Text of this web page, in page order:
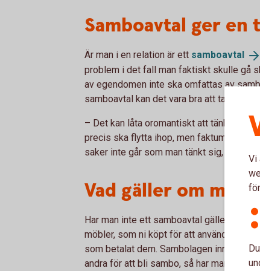
Samboavtal ger en
Är man i en relation är ett samboavtal
problem i det fall man faktiskt skulle gå
av egendomen inte ska omfattas av
samboavtal kan det vara bra att ta hjälp av
– Det kan låta oromantiskt att tänka på
precis ska flytta ihop, men faktum är att
saker inte går som man tänkt sig, säger
Vad gäller om man
Har man inte ett samboavtal gäller
möbler, som ni köpt för att använda
som betalat dem. Sambolagen innebär
andra för att bli sambo, så har man
Vi